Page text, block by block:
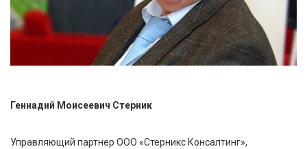
Геннадий Моисеевич Стерник
Управляющий партнер ООО «Стерникс Консалтинг»,